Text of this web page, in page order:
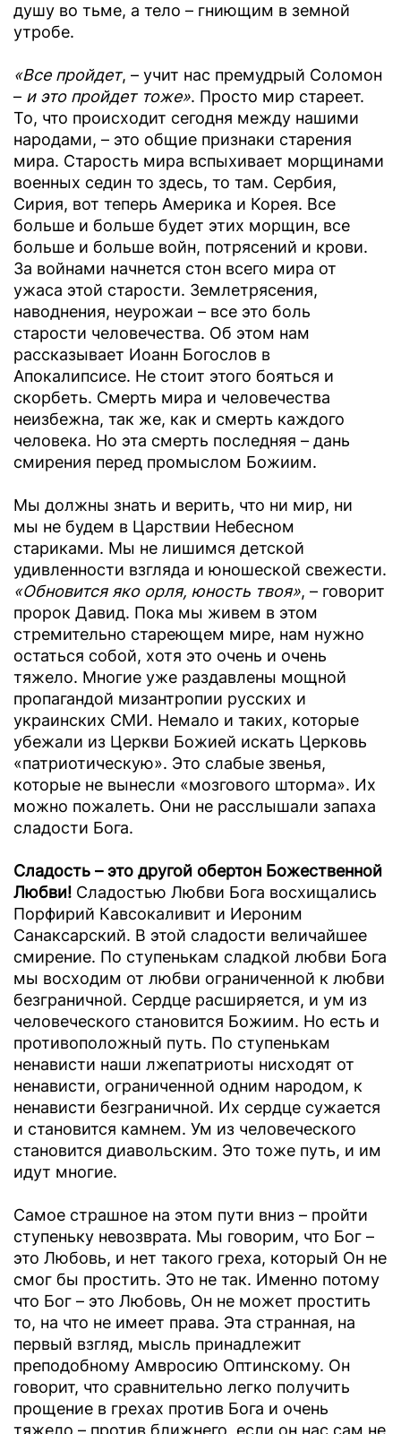
душу во тьме, а тело – гниющим в земной
утробе.
«Все пройдет, – учит нас премудрый Соломон
– и это пройдет тоже». Просто мир стареет.
То, что происходит сегодня между нашими
народами, – это общие признаки старения
мира. Старость мира вспыхивает морщинами
военных седин то здесь, то там. Сербия,
Сирия, вот теперь Америка и Корея. Все
больше и больше будет этих морщин, все
больше и больше войн, потрясений и крови.
За войнами начнется стон всего мира от
ужаса этой старости. Землетрясения,
наводнения, неурожаи – все это боль
старости человечества. Об этом нам
рассказывает Иоанн Богослов в
Апокалипсисе. Не стоит этого бояться и
скорбеть. Смерть мира и человечества
неизбежна, так же, как и смерть каждого
человека. Но эта смерть последняя – дань
смирения перед промыслом Божиим.
Мы должны знать и верить, что ни мир, ни
мы не будем в Царствии Небесном
стариками. Мы не лишимся детской
удивленности взгляда и юношеской свежести.
«Обновится яко орля, юность твоя», – говорит
пророк Давид. Пока мы живем в этом
стремительно стареющем мире, нам нужно
остаться собой, хотя это очень и очень
тяжело. Многие уже раздавлены мощной
пропагандой мизантропии русских и
украинских СМИ. Немало и таких, которые
убежали из Церкви Божией искать Церковь
«патриотическую». Это слабые звенья,
которые не вынесли «мозгового шторма». Их
можно пожалеть. Они не расслышали запаха
сладости Бога.
Сладость – это другой обертон Божественной
Любви! Сладостью Любви Бога восхищались
Порфирий Кавсокаливит и Иероним
Санаксарский. В этой сладости величайшее
смирение. По ступенькам сладкой любви Бога
мы восходим от любви ограниченной к любви
безграничной. Сердце расширяется, и ум из
человеческого становится Божиим. Но есть и
противоположный путь. По ступенькам
ненависти наши лжепатриоты нисходят от
ненависти, ограниченной одним народом, к
ненависти безграничной. Их сердце сужается
и становится камнем. Ум из человеческого
становится диавольским. Это тоже путь, и им
идут многие.
Самое страшное на этом пути вниз – пройти
ступеньку невозврата. Мы говорим, что Бог –
это Любовь, и нет такого греха, который Он не
смог бы простить. Это не так. Именно потому
что Бог – это Любовь, Он не может простить
то, на что не имеет права. Эта странная, на
первый взгляд, мысль принадлежит
преподобному Амвросию Оптинскому. Он
говорит, что сравнительно легко получить
прощение в грехах против Бога и очень
тяжело – против ближнего, если он нас сам не